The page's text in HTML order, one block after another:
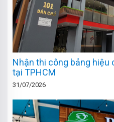
Nhận thi công bảng hiệu
tại TPHCM
31/07/2026